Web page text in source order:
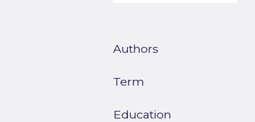
Authors
Term
Education